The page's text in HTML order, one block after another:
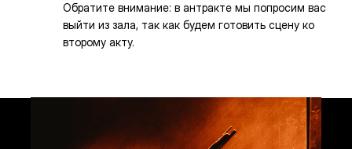
Обратите внимание: в антракте мы попросим вас
выйти из зала, так как будем готовить сцену ко
второму акту.